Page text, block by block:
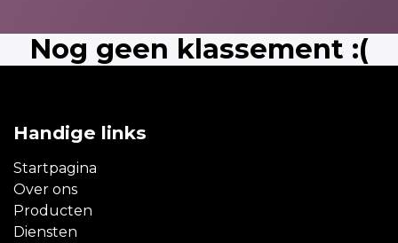
Nog geen klassement :(
Handige links
Startpagina
Over ons
Producten
Diensten